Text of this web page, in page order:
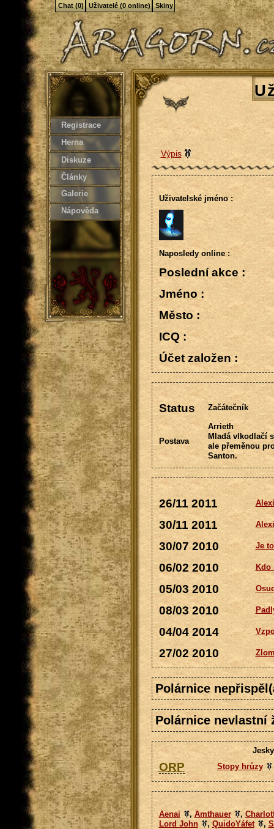
Registrace
Herna
Diskuze
Články
Galerie
Nápověda
Výpis
Uživatelské jméno :
Naposledy online :
Poslední akce :
Jméno :
Město :
ICQ :
Účet založen :
Status Začátečník
Postava
Arrieth
Mladá vlkodlačí
ale přeměnou
Santon.
26/11 2011
30/11 2011
30/07 2010 Je
06/02 2010 Kdo
05/03 2010
08/03 2010
04/04 2014
27/02 2010
Polárnice
Polárnice nevlastní
ORP Stopy hrůzy
Aenai , Amthauer ,
Lord John
, QuidoYáfet ,
Chat (0) Uživatelé (0 online) Skiny